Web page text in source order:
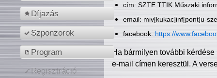
Díjazás
Szponzorok
Program
Regisztráció
cím: SZTE TTIK Műszaki
email: miv[kukac]inf[pont]u-
facebook: https://
Ha bármilyen további
e-mail címen keresztül. A